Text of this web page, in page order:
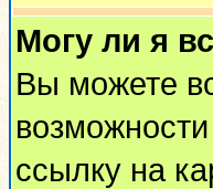
Могу ли я
Вы можете
ссылку на